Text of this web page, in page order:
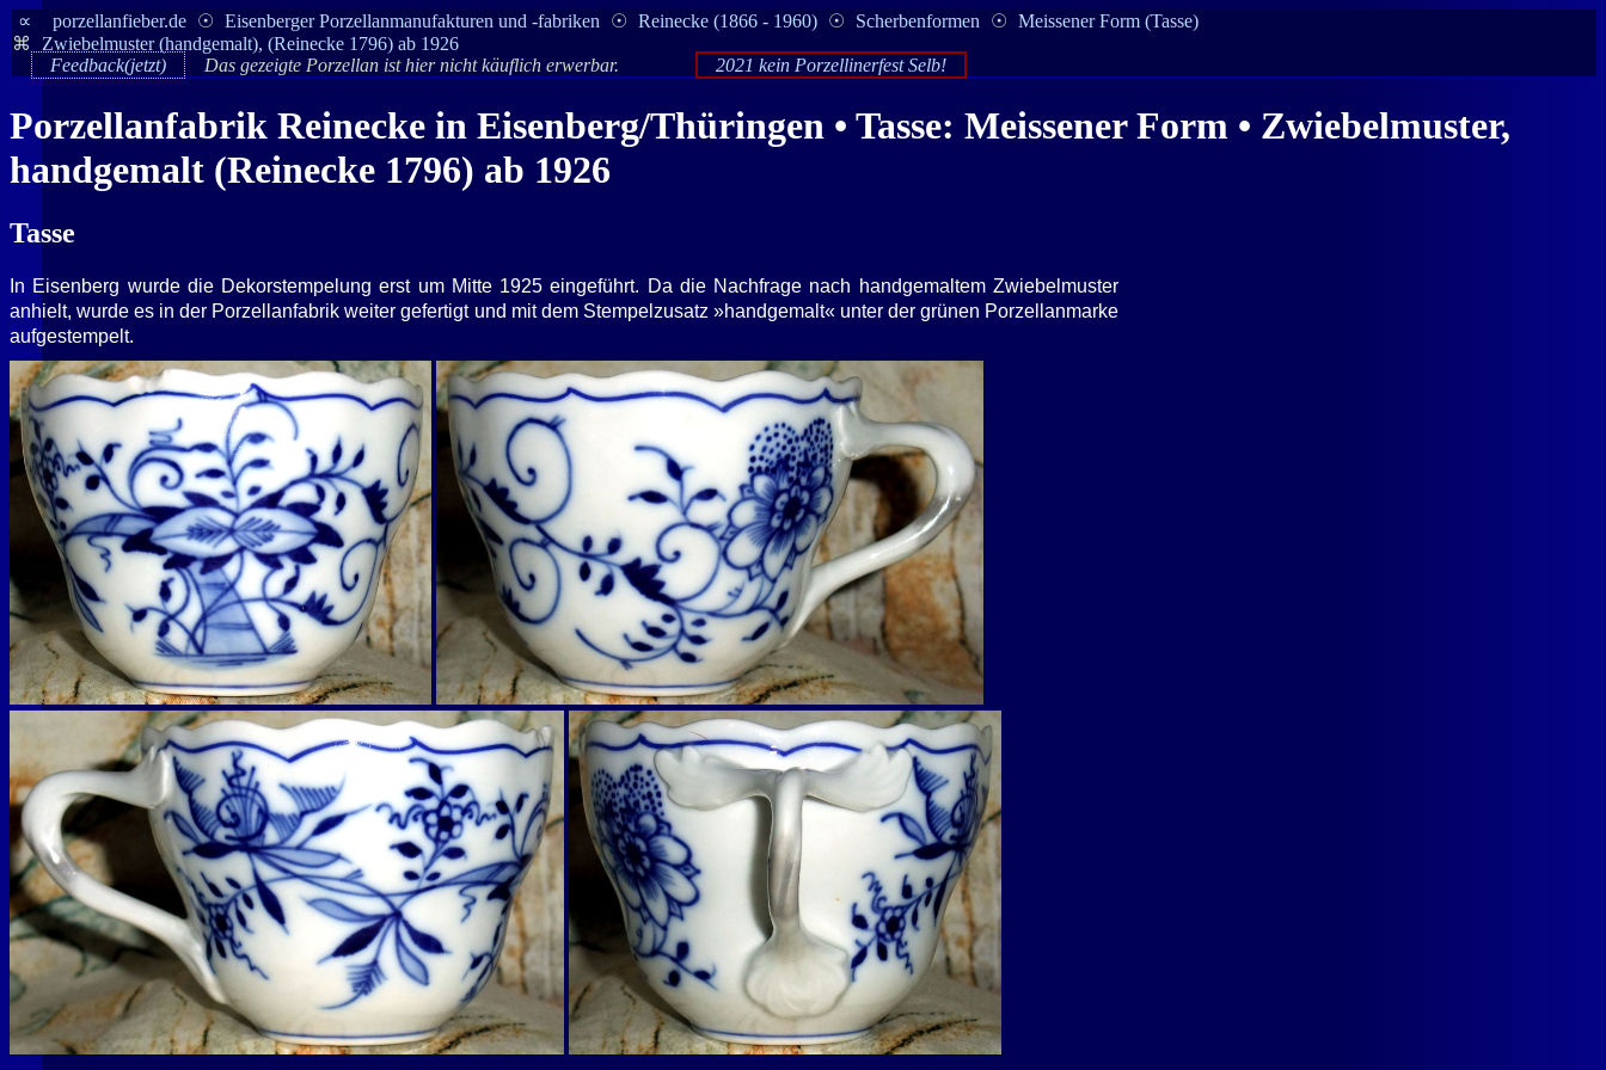
∝ porzellanfieber.de ☉ Eisenberger Porzellanmanufakturen und -fabriken ☉ Reinecke (1866 - 1960) ☉ Scherbenformen ☉ Meissener Form (Tasse)
⌘
Zwiebelmuster (handgemalt), (Reinecke 1796) ab 1926
Feedback(jetzt)
Das gezeigte Porzellan ist hier nicht käuflich erwerbar. 2021 kein Porzellinerfest Selb!
Porzellanfabrik Reinecke in Eisenberg/Thüringen • Tasse: Meissener Form • Zwiebelmuster,
handgemalt (Reinecke 1796) ab 1926
Tasse
In Eisenberg wurde die Dekorstempelung erst um Mitte 1925 eingeführt. Da die Nachfrage nach handgemaltem Zwiebelmuster
anhielt, wurde es in der Porzellanfabrik weiter gefertigt und mit dem Stempelzusatz »handgemalt« unter der grünen Porzellan­marke
aufgestempelt.